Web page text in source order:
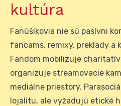
kultúra
Fanúšikovia nie sú pasívni
fancams, remixy, preklady a
Fandom mobilizuje
organizuje streamovacie
mediálne priestory.
lojalitu, ale vyžadujú etické